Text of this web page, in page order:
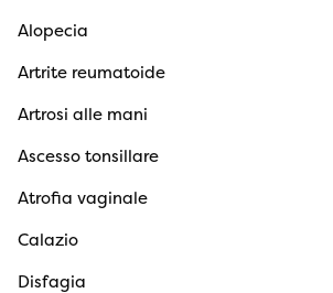
Alopecia
Artrite reumatoide
Artrosi alle mani
Ascesso tonsillare
Atrofia vaginale
Calazio
Disfagia